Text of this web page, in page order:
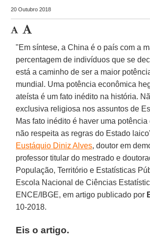
20 Outubro 2018
"Em síntese, a China é o país com a
percentagem de indivíduos que se
está a caminho de ser a maior
mundial. Uma potência econômica
ateísta é um fato inédito na história.
exclusiva religiosa nos assuntos de
Mas fato inédito é haver uma
não respeita as regras do Estado
Eustáquio Diniz Alves, doutor em
professor titular do mestrado e
População, Território e Estatísticas
Escola Nacional de Ciências
ENCE/IBGE, em artigo publicado por
10-2018.
Eis o artigo.